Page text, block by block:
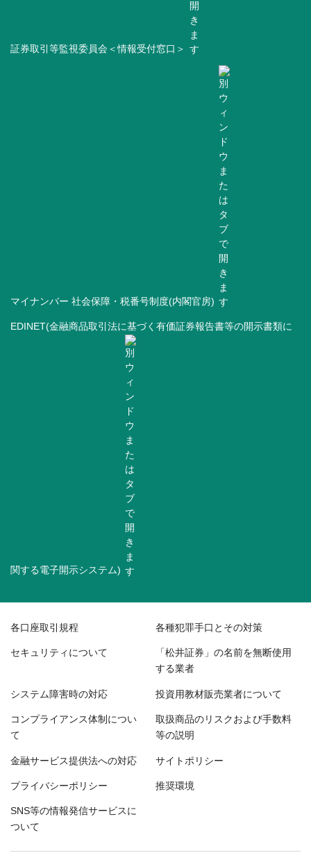
証券取引等監視委員会＜情報受付窓口＞
マイナンバー 社会保障・税番号制度(内閣官房)
EDINET(金融商品取引法に基づく有価証券報告書等の開示書類に
関する電子開示システム)
各口座取引規程 各種犯罪手口とその対策
セキュリティについて 「松井証券」の名前を無断使用
する業者
システム障害時の対応 投資用教材販売業者について
コンプライアンス体制につい
て
取扱商品のリスクおよび手数料
等の説明
金融サービス提供法への対応 サイトポリシー
プライバシーポリシー 推奨環境
SNS等の情報発信サービスに
ついて